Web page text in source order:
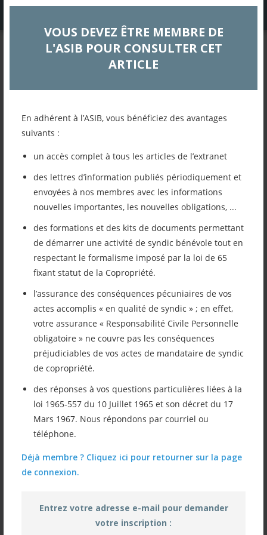
VOUS DEVEZ ÊTRE MEMBRE DE
L'ASIB POUR CONSULTER CET
ARTICLE
En adhérent à l’ASIB, vous bénéficiez des avantages
suivants :
un accès complet à tous les articles de l’extranet
des lettres d’information publiés périodiquement et
envoyées à nos membres avec les informations
nouvelles importantes, les nouvelles obligations, ...
des formations et des kits de documents permettant
de démarrer une activité de syndic bénévole tout en
respectant le formalisme imposé par la loi de 65
fixant statut de la Copropriété.
l’assurance des conséquences pécuniaires de vos
actes accomplis « en qualité de syndic » ; en effet,
votre assurance « Responsabilité Civile Personnelle
obligatoire » ne couvre pas les conséquences
préjudiciables de vos actes de mandataire de syndic
de copropriété.
des réponses à vos questions particulières liées à la
loi 1965-557 du 10 Juillet 1965 et son décret du 17
Mars 1967. Nous répondons par courriel ou
téléphone.
Déjà membre ? Cliquez ici pour retourner sur la page
de connexion.
Entrez votre adresse e-mail pour demander
votre inscription :
DOSSIERS TECHNIQUES
février 2022
Conseil Syndical
Retour à la liste des articles
Imprimer cet article
Mettre cet article dans mes favoris
En cliquant sur ce lien, vous retrouverez
notre lettre d’information du mois de
février, que nous vous avez adressé par
mail. Les thèmes abordés : Ma PrimRenov’
– La CNIL – Les détecteurs de fumée – le loi
KARAS – le syndic et l’hypothèque légale…
Vous souhaitant bonne lecture,